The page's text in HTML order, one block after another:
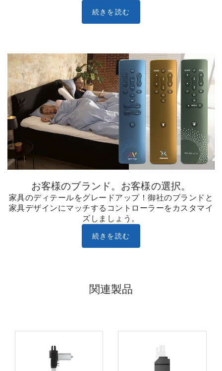
続きを読む
お客様のブランド。お客様の選択。
家具のディテールをグレードアップ！御社のブランドと
家具デザインにマッチするコントローラーをカスタマイ
ズしましょう。
続きを読む
関連製品